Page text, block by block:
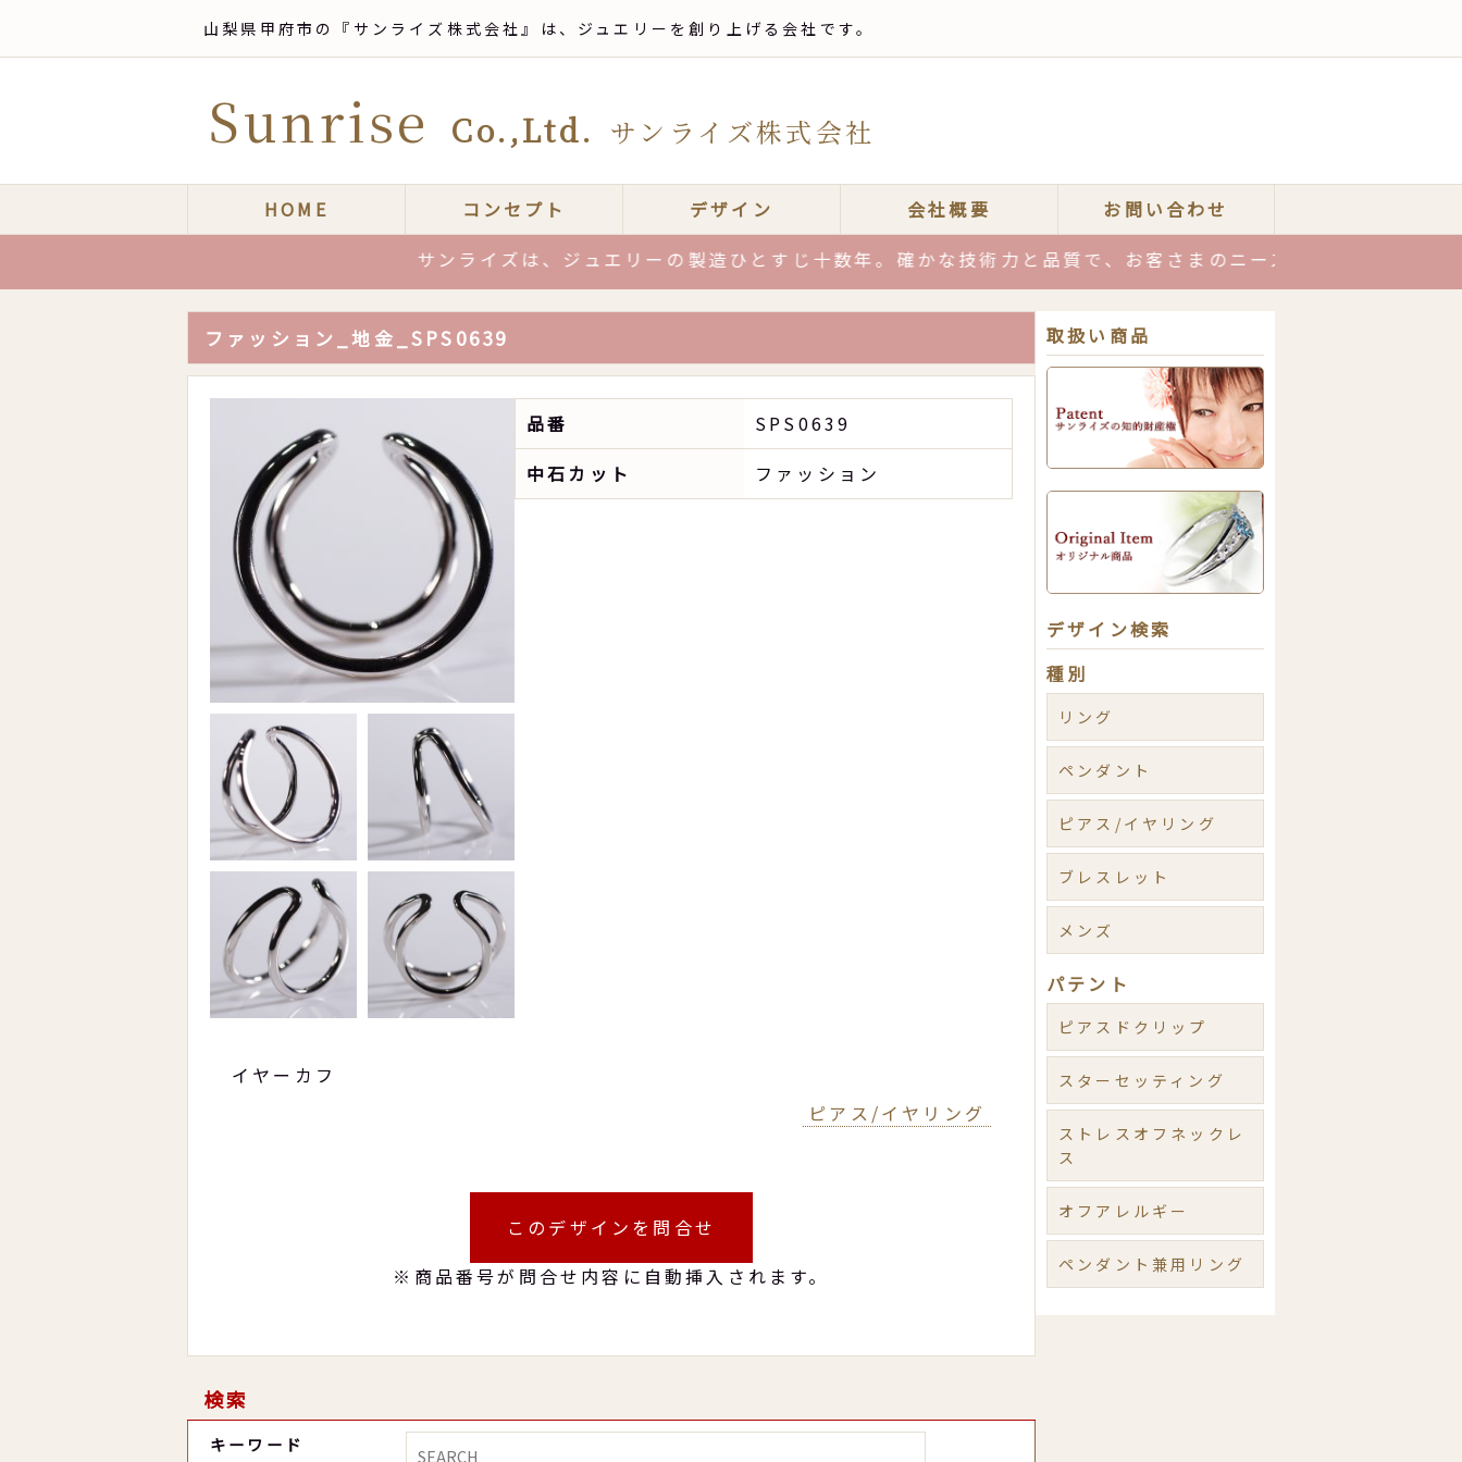
山梨県甲府市の『サンライズ株式会社』は、ジュエリーを創り上げる会社です。
Sunrise Co.,Ltd. サンライズ株式会社
HOME コンセプト デザイン 会社概要
お問い合わせ
サンライズは、ジュエリーの製造ひとすじ十数年。確かな技術力と品質で、お客さまのニーズにお応えします！お気
ファッション_地金_SPS0639
品番
SPS0639
中石カット
ファッション
イヤーカフ
ピアス/イヤリング
このデザインを問合せ
※商品番号が問合せ内容に自動挿入されます。
検索
キーワード
取扱い商品
デザイン検索
種別
リング
ペンダント
ピアス/イヤリング
ブレスレット
メンズ
パテント
ピアスドクリップ
スターセッティング
ストレスオフネックレ
ス
オフアレルギー
ペンダント兼用リング